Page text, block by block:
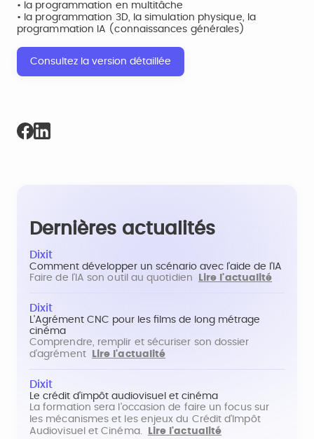
• la programmation en multitâche
• la programmation 3D, la simulation physique, la
programmation IA (connaissances générales)
Consultez la version détaillée
Dernières actualités
Dixit
Comment développer un scénario avec l'aide de l'IA
Faire de l'IA son outil au quotidien
Lire l'actualité
Dixit
L'Agrément CNC pour les films de long métrage
cinéma
Comprendre, remplir et sécuriser son dossier
d'agrément
Lire l'actualité
Dixit
Le crédit d'impôt audiovisuel et cinéma
La formation sera l'occasion de faire un focus sur
les mécanismes et les enjeux du Crédit d'Impôt
Audiovisuel et Cinéma.
Lire l'actualité